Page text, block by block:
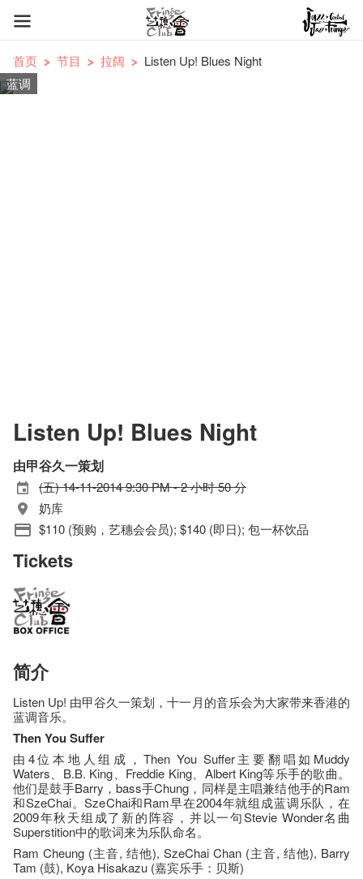
首页 节目 拉阔
Listen Up! Blues Night
蓝调
Listen Up! Blues Night
由甲谷久一策划
(五) 14-11-2014 9:30 PM - 2 小时 50 分
奶库
$110 (预购，艺穗会会员); $140 (即日); 包一杯饮品
Tickets
简介
Listen Up! 由甲谷久一策划，十一月的音乐会为大家带来香港的
蓝调音乐。
Then You Suffer
由4位本地人组成，Then You Suffer主要翻唱如Muddy
Waters、B.B. King、Freddie King、Albert King等乐手的歌曲。
他们是鼓手Barry，bass手Chung，同样是主唱兼结他手的Ram
和SzeChai。SzeChai和Ram早在2004年就组成蓝调乐队，在
2009年秋天组成了新的阵容，并以一句Stevie Wonder名曲
Superstition中的歌词来为乐队命名。
Ram Cheung (主音, 结他), SzeChai Chan (主音, 结他), Barry
Tam (鼓), Koya Hisakazu (嘉宾乐手：贝斯)